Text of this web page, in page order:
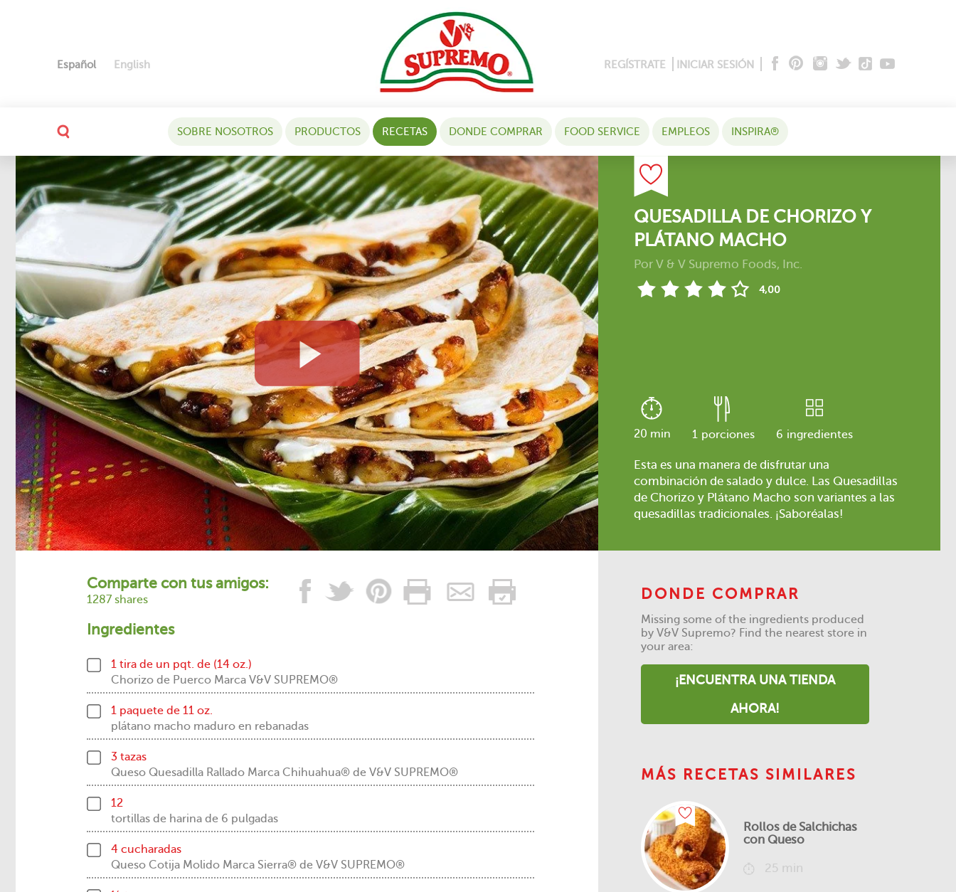
Español English REGÍSTRATE INICIAR SESIÓN
SOBRE NOSOTROS PRODUCTOS RECETAS DONDE COMPRAR FOOD SERVICE EMPLEOS INSPIRA®
QUESADILLA DE CHORIZO Y
PLÁTANO MACHO
Por V & V Supremo Foods, Inc.
4,00
20 min 1 porciones 6 ingredientes
Esta es una manera de disfrutar una
combinación de salado y dulce. Las Quesadillas
de Chorizo y Plátano Macho son variantes a las
quesadillas tradicionales. ¡Saboréalas!
Comparte con tus amigos:
1287 shares
Ingredientes
1 tira de un pqt. de (14 oz.)
Chorizo de Puerco Marca V&V SUPREMO®
1 paquete de 11 oz.
plátano macho maduro en rebanadas
3 tazas
Queso Quesadilla Rallado Marca Chihuahua® de V&V SUPREMO®
12
tortillas de harina de 6 pulgadas
4 cucharadas
Queso Cotija Molido Marca Sierra® de V&V SUPREMO®
DONDE COMPRAR
Missing some of the ingredients produced
by V&V Supremo? Find the nearest store in
your area:
¡ENCUENTRA UNA TIENDA
AHORA!
MÁS RECETAS SIMILARES
Rollos de Salchichas
con Queso
25 min